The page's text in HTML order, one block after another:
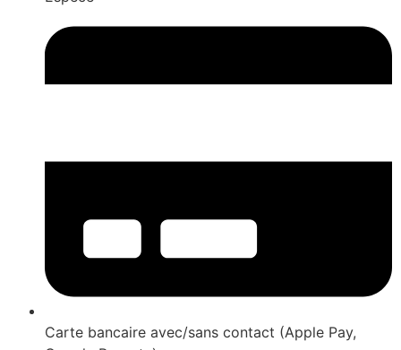
Carte bancaire avec/sans contact (Apple Pay,